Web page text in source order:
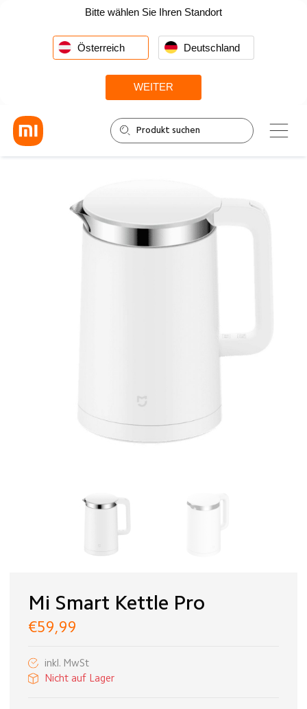
Bitte wählen Sie Ihren Standort
Österreich Deutschland
WEITER
Mi Smart Kettle Pro
€59,99
inkl. MwSt
Nicht auf Lager